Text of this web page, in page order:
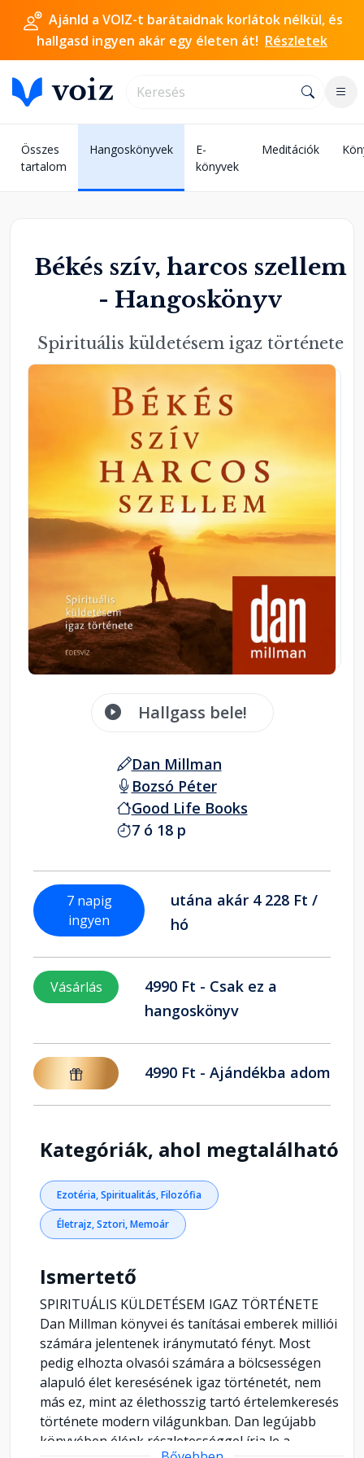
Ajánld a VOIZ-t barátaidnak korlátok nélkül, és
hallgasd ingyen akár egy életen át! Részletek
Összes
tartalom
Hangoskönyvek
E-
könyvek
Meditációk
Békés szív, harcos szellem
- Hangoskönyv
Spirituális küldetésem igaz története
Hallgass bele!
Dan Millman
Bozsó Péter
Good Life Books
7 ó 18 p
7 napig
ingyen
utána akár 4 228 Ft /
hó
Vásárlás
4990 Ft - Csak ez a
hangoskönyv
4990 Ft - Ajándékba adom
Kategóriák, ahol megtalálható
Ezotéria, Spiritualitás, Filozófia
Életrajz, Sztori, Memoár
Ismertető
SPIRITUÁLIS KÜLDETÉSEM IGAZ TÖRTÉNETE
Dan Millman könyvei és tanításai emberek milliói
számára jelentenek iránymutató fényt. Most
pedig elhozta olvasói számára a bölcsességen
alapuló élet keresésének igaz történetét, nem
más ez, mint az élethosszig tartó értelemkeresés
története modern világunkban. Dan legújabb
könyvében élénk részletességgel írja le a